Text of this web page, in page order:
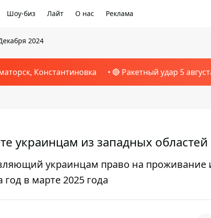
Шоу-биз Лайт О нас Реклама
2024
Константиновка 🔴 Ракетный удар 5
украинцам из западных областей
украинцам право на проживание
в марте 2025 года